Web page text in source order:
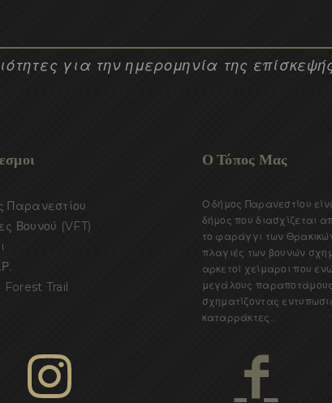
για την ημερομηνία της
Παρανεστίου
Βουνού (VFT)
Forest Trail
Ο Τόπος Μας
Ο δήμος Παρανεστίου
δήμος που διασχίζεται
το φαράγγι των
πλαγιές των βουνών
αρκετοί χείμαροι που
μεγάλους παραποτάμους
σχηματίζοντας
καταρράκτες..